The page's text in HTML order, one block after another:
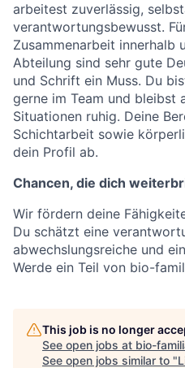
arbeitest zuver­lässig,
verantwortungsbewusst.
Zusammenarbeit innerhalb
Abteilung sind sehr gute
und Schrift ein Muss. Du
gerne im Team und bleibst
Situationen ruhig. Deine
Schichtarbeit sowie
dein Profil ab.
Chancen, die dich
Wir fördern deine
Du schätzt eine
abwechslungsreiche und
Werde ein Teil von bio-
This job is no longer
See open jobs at bio-
See open jobs similar to "